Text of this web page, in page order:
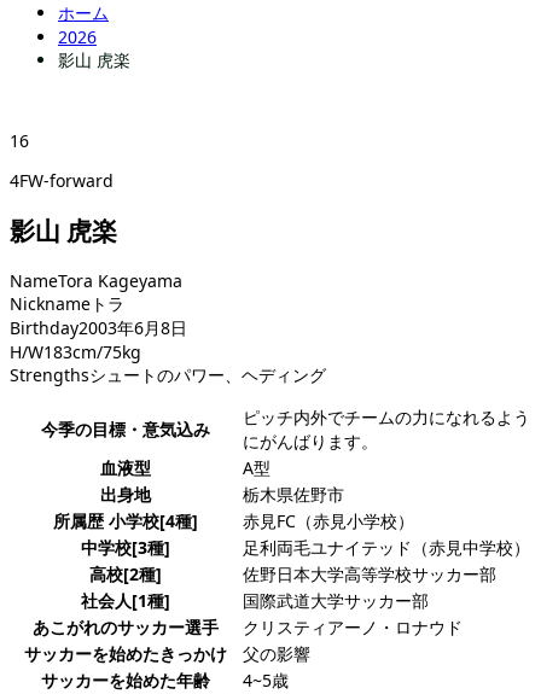
ホーム
2026
影山 虎楽
16
4FW-forward
影山 虎楽
NameTora Kageyama
Nickname トラ
Birthday2003年6月8日
H/W183cm/75kg
Strengthsシュートのパワー、ヘディング
今季の目標・意気込み
ピッチ内外でチームの力になれるよう
にがんばります。
血液型
A型
出身地
栃木県佐野市
所属歴 小学校[4種]
赤見FC（赤見小学校）
中学校[3種]
足利両毛ユナイテッド（赤見中学校）
高校[2種]
佐野日本大学高等学校サッカー部
社会人[1種]
国際武道大学サッカー部
あこがれのサッカー選手
クリスティアーノ・ロナウド
サッカーを始めたきっかけ
父の影響
サッカーを始めた年齢
4~5歳